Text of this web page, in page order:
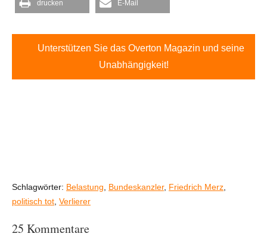
drucken E-Mail
Unterstützen Sie das Overton Magazin und seine
Unabhängigkeit!
Schlagwörter: Belastung, Bundeskanzler, Friedrich Merz,
politisch tot, Verlierer
25 Kommentare